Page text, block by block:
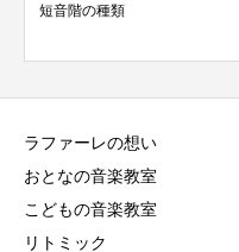
短音階の種類
ラファーレの想い
おとなの音楽教室
こどもの音楽教室
リトミック